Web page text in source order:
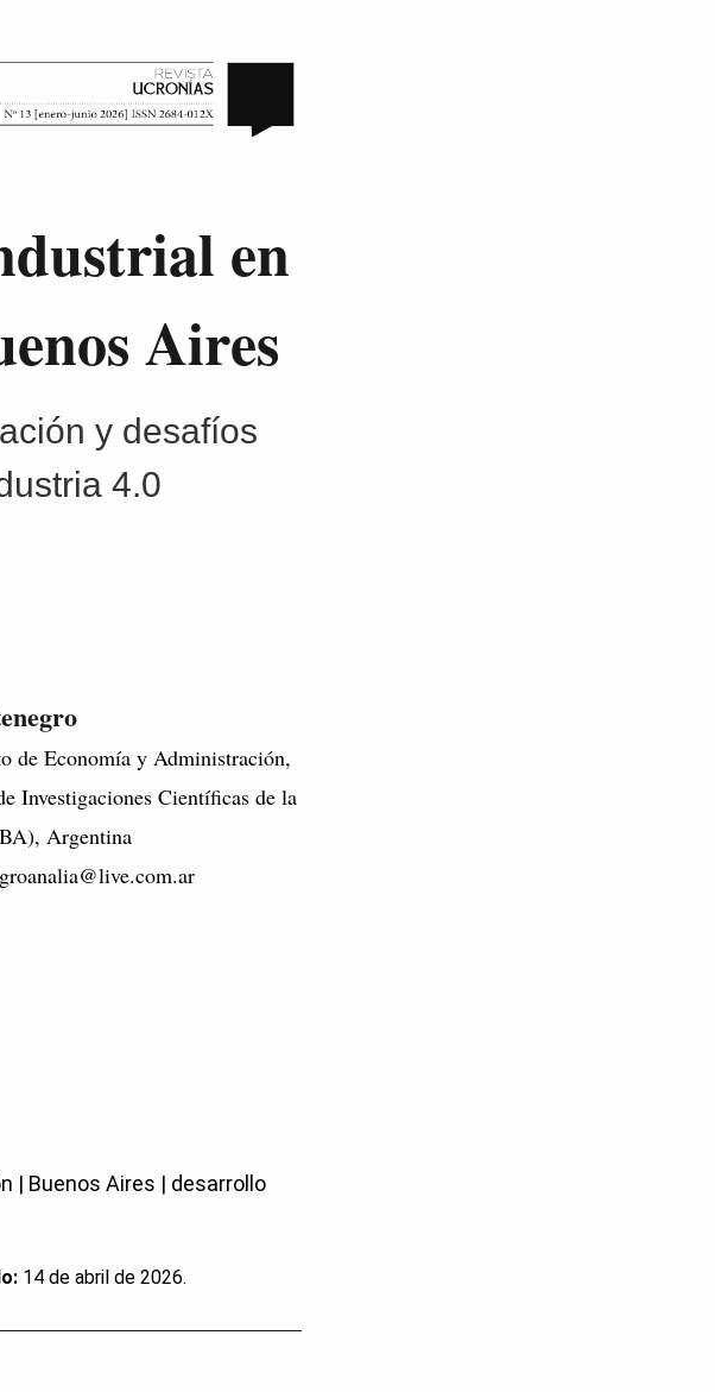
en
Aires
y desafíos
4.0
de Economía y Administración,
Investigaciones Científicas de la
Argentina
| Buenos Aires | desarrollo
14 de abril de 2026.